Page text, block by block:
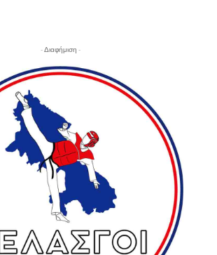
- Διαφήμιση -